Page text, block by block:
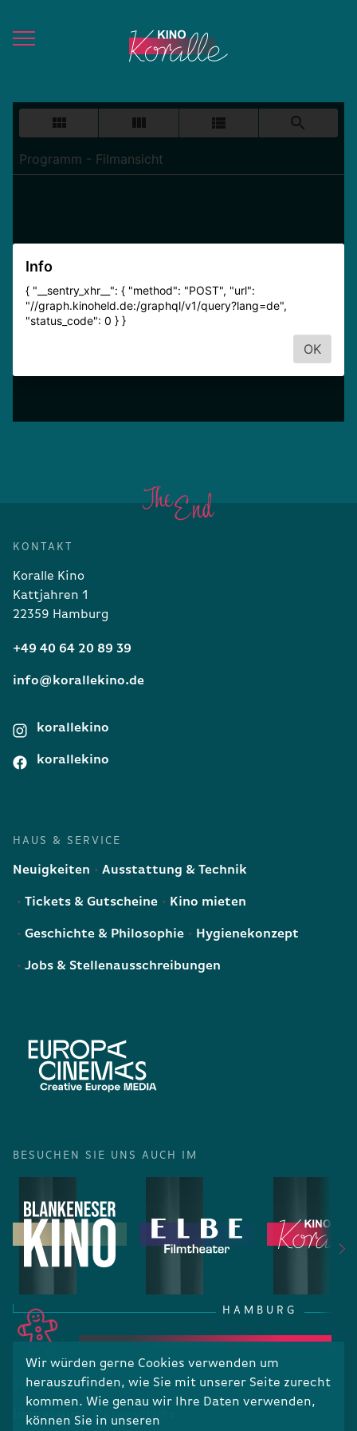
Wir würden gerne Cookies verwenden um
herauszufinden, wie Sie mit unserer Seite zurecht
kommen. Wie genau wir Ihre Daten verwenden,
können Sie in unseren
KONTAKT
Koralle Kino
Kattjahren 1
22359 Hamburg
+49 40 64 20 89 39
info@korallekino.de
korallekino
korallekino
HAUS & SERVICE
Neuigkeiten Ausstattung & Technik
Tickets & Gutscheine Kino mieten
Geschichte & Philosophie Hygienekonzept
Jobs & Stellenausschreibungen
BESUCHEN SIE UNS AUCH IM
HAMBURG
RECHTLICHES
Impressum Datenschutz